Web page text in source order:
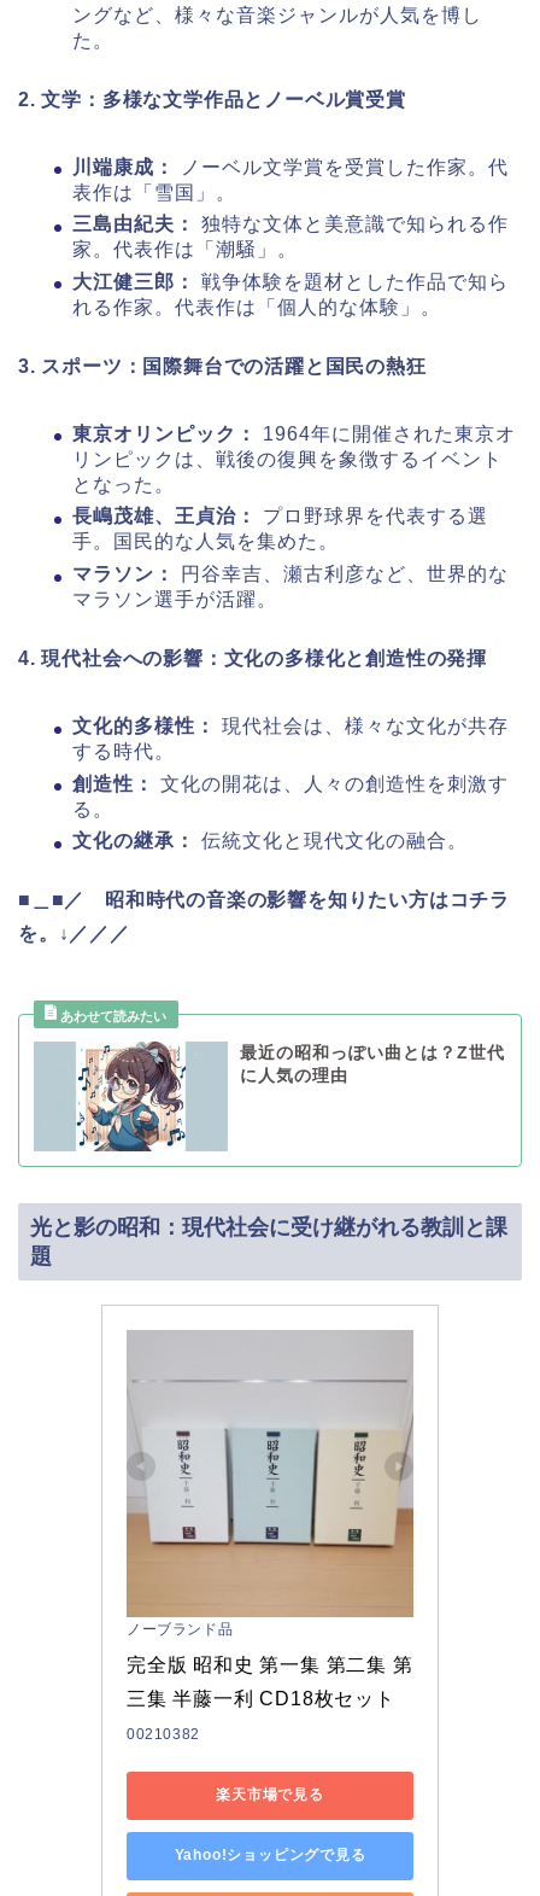
ングなど、様々な音楽ジャンルが人気を博し
た。
2. 文学：多様な文学作品とノーベル賞受賞
川端康成：
ノーベル文学賞を受賞した作家。代
表作は「雪国」。
三島由紀夫：
独特な文体と美意識で知られる作
家。代表作は「潮騒」。
大江健三郎：
戦争体験を題材とした作品で知ら
れる作家。代表作は「個人的な体験」。
3. スポーツ：国際舞台での活躍と国民の熱狂
東京オリンピック：
1964年に開催された東京オ
リンピックは、戦後の復興を象徴するイベント
となった。
長嶋茂雄、王貞治：
プロ野球界を代表する選
手。国民的な人気を集めた。
マラソン：
円谷幸吉、瀬古利彦など、世界的な
マラソン選手が活躍。
4. 現代社会への影響：文化の多様化と創造性の発揮
文化的多様性：
現代社会は、様々な文化が共存
する時代。
創造性：
文化の開花は、人々の創造性を刺激す
る。
文化の継承：
伝統文化と現代文化の融合。
■＿■／ 昭和時代の音楽の影響を知りたい方はコチラ
を。↓／／／
最近の昭和っぽい曲とは？Z世代
に人気の理由
光と影の昭和：現代社会に受け継がれる教訓と課
題
ノーブランド品
完全版 昭和史 第一集 第二集 第
三集 半藤一利 CD18枚セット
00210382
楽天市場で見る
Yahoo!ショッピングで見る